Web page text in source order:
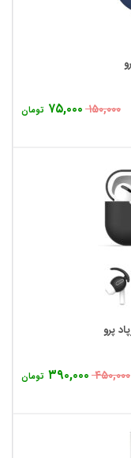
۱۵۰,۰۰۰ ۷۵,۰۰۰ تومان
۴۵۰,۰۰۰ ۳۹۰,۰۰۰ تومان